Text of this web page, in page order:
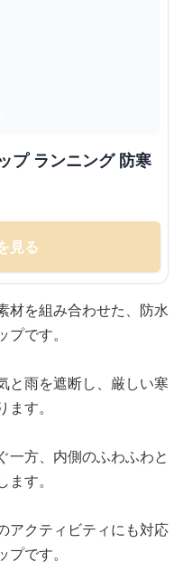
プ ランニング 防寒
見る
材を組み合わせた、防水
です。
と雨を遮断し、厳しい寒
す。
一方、内側のふわふわと
す。
アクティビティにも対応
です。